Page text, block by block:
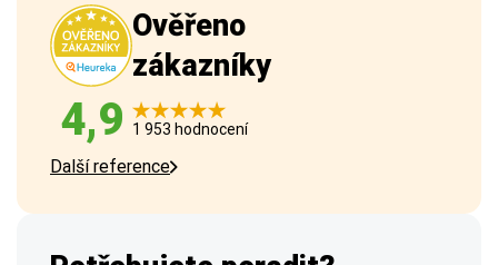
Ověřeno
zákazníky
4,9 1 953 hodnocení
Další reference